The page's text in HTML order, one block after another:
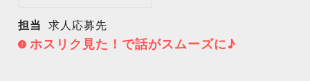
担当 求人応募先
ホスリク見た！で話がスムーズに♪